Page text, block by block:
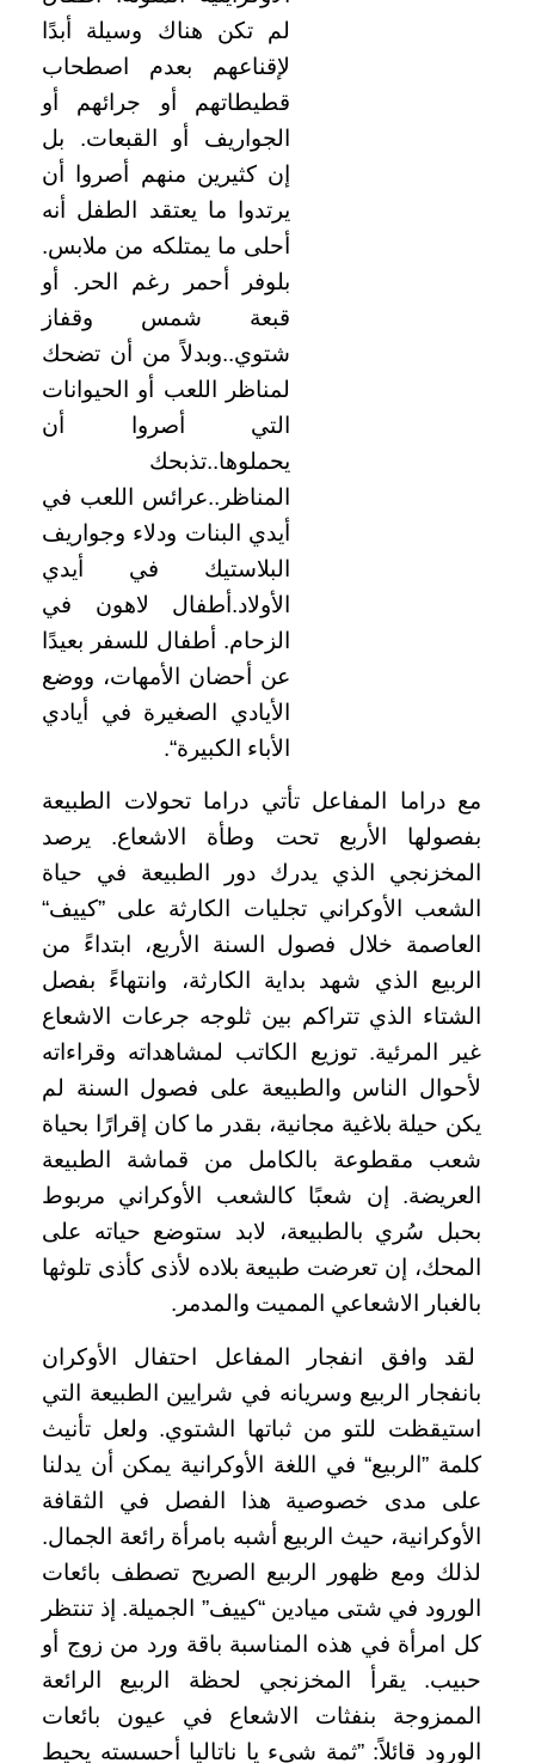
لم تكن هناك وسيلة أبدًا
لإقناعهم بعدم اصطحاب
قطيطاتهم أو جرائهم أو
الجواريف أو القبعات. بل
إن كثيرين منهم أصروا أن
يرتدوا ما يعتقد الطفل أنه
أحلى ما يمتلكه من ملابس.
بلوفر أحمر رغم الحر. أو
قبعة شمس وقفاز
شتوي..وبدلاً من أن تضحك
لمناظر اللعب أو الحيوانات
التي أصروا أن
يحملوها..تذبحك
المناظر..عرائس اللعب في
أيدي البنات ودلاء وجواريف
البلاستيك في أيدي
الأولاد.أطفال لاهون في
الزحام. أطفال للسفر بعيدًا
عن أحضان الأمهات، ووضع
الأيادي الصغيرة في أيادي
الأباء الكبيرة“.
مع دراما المفاعل تأتي دراما تحولات الطبيعة
بفصولها الأربع تحت وطأة الاشعاع. يرصد
المخزنجي الذي يدرك دور الطبيعة في حياة
الشعب الأوكراني تجليات الكارثة على ”كييف“
العاصمة خلال فصول السنة الأربع، ابتداءً من
الربيع الذي شهد بداية الكارثة، وانتهاءً بفصل
الشتاء الذي تتراكم بين ثلوجه جرعات الاشعاع
غير المرئية. توزيع الكاتب لمشاهداته وقراءاته
لأحوال الناس والطبيعة على فصول السنة لم
يكن حيلة بلاغية مجانية، بقدر ما كان إقرارًا بحياة
شعب مقطوعة بالكامل من قماشة الطبيعة
العريضة. إن شعبًا كالشعب الأوكراني مربوط
بحبل سُري بالطبيعة، لابد ستوضع حياته على
المحك، إن تعرضت طبيعة بلاده لأذى كأذى تلوثها
بالغبار الاشعاعي المميت والمدمر.
لقد وافق انفجار المفاعل احتفال الأوكران
بانفجار الربيع وسريانه في شرايين الطبيعة التي
استيقظت للتو من ثباتها الشتوي. ولعل تأنيث
كلمة ”الربيع“ في اللغة الأوكرانية يمكن أن يدلنا
على مدى خصوصية هذا الفصل في الثقافة
الأوكرانية، حيث الربيع أشبه بامرأة رائعة الجمال.
لذلك ومع ظهور الربيع الصريح تصطف بائعات
الورود في شتى ميادين “كييف” الجميلة. إذ تنتظر
كل امرأة في هذه المناسبة باقة ورد من زوج أو
حبيب. يقرأ المخزنجي لحظة الربيع الرائعة
الممزوجة بنفثات الاشعاع في عيون بائعات
الورود قائلاً: ”ثمة شيء يا ناتاليا أحسسته يحيط